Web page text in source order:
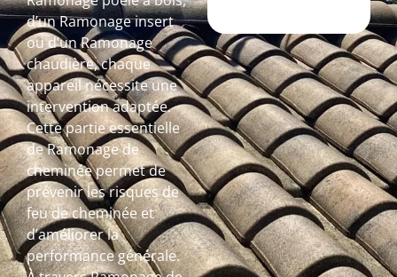
d’un Ramonage insert
ou d’un Ramonage
chaudière, chaque
appareil nécessite une
intervention adaptée.
Cette partie essentielle
de Ramonage de
cheminée permet de
prévenir les risques de
feu de cheminée et
d’améliorer la
performance générale.